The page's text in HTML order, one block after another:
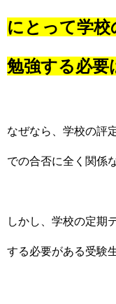
にとって学
勉強する必要
なぜなら、学校の評
での合否に全く関係
しかし、学校の定期
する必要がある受験